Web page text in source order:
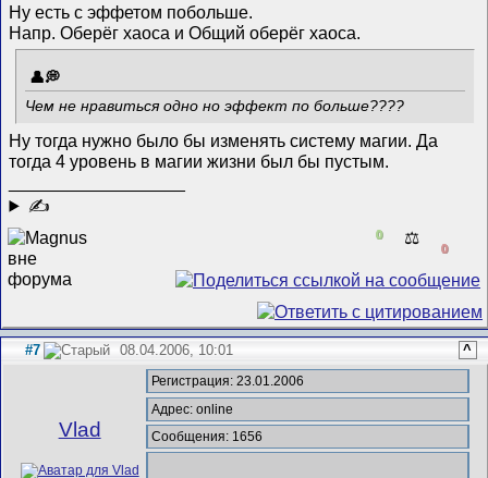
Ну есть с эффетом побольше.
Напр. Оберёг хаоса и Общий оберёг хаоса.
Чем не нравиться одно но эффект по больше????
Ну тогда нужно было бы изменять систему магии. Да
тогда 4 уровень в магии жизни был бы пустым.
✍
0 ⚖️
0
#7 08.04.2006, 10:01 ^
Vlad
Регистрация: 23.01.2006
Адрес: online
Сообщения: 1656